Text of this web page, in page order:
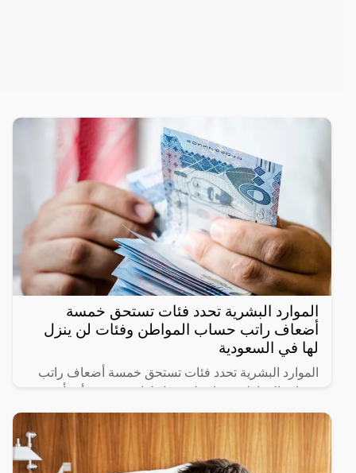
الموارد البشرية تحدد فئات تستحق خمسة
أضعاف راتب حساب المواطن وفئات لن ينزل
لها في السعودية
الموارد البشرية تحدد فئات تستحق خمسة أضعاف راتب
حساب المواطن وفئات لن ينزل لها دعم حيث أنشأت
الحكومة السعودية برنامج حساب المواطن لحماية الأسر
السعودية من